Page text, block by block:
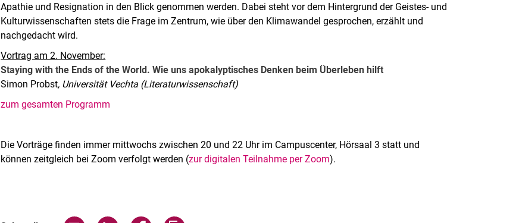
Apathie und Resignation in den Blick genommen werden. Dabei steht vor dem Hintergrund der Geistes- und
Kulturwissenschaften stets die Frage im Zentrum, wie über den Klimawandel gesprochen, erzählt und
nachgedacht wird.
Vortrag am 2. November:
Staying with the Ends of the World. Wie uns apokalyptisches Denken beim Überleben hilft
Simon Probst, Universität Vechta (Literaturwissenschaft)
zum gesamten Programm
Die Vorträge finden immer mittwochs zwischen 20 und 22 Uhr im Campuscenter, Hörsaal 3 statt und
können zeitgleich bei Zoom verfolgt werden (zur digitalen Teilnahme per Zoom).